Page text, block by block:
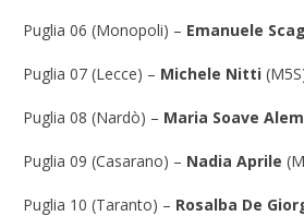
Puglia 06 (Monopoli) – Emanuele
Puglia 07 (Lecce) – Michele Nitti
Puglia 08 (Nardò) – Maria Soave
Puglia 09 (Casarano) – Nadia Aprile
Puglia 10 (Taranto) – Rosalba De